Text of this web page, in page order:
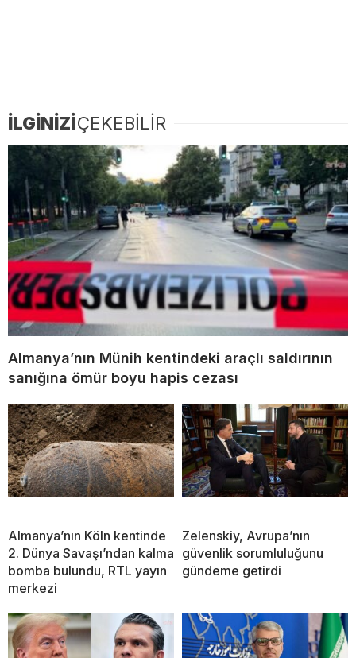
İLGİNİZİÇEKEBİLİR
Almanya’nın Münih kentindeki araçlı saldırının
sanığına ömür boyu hapis cezası
Almanya’nın Köln kentinde
2. Dünya Savaşı’ndan kalma
bomba bulundu, RTL yayın
merkezi
Zelenskiy, Avrupa’nın
güvenlik sorumluluğunu
gündeme getirdi